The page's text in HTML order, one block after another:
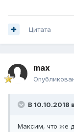
Цитата
max
В 10.10.2018
Максим, что же